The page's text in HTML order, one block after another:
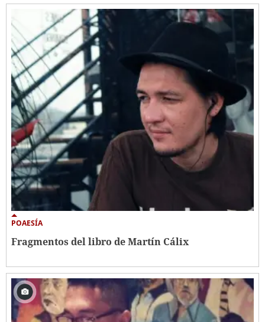
POAESÍA
Fragmentos del libro de Martín Cálix